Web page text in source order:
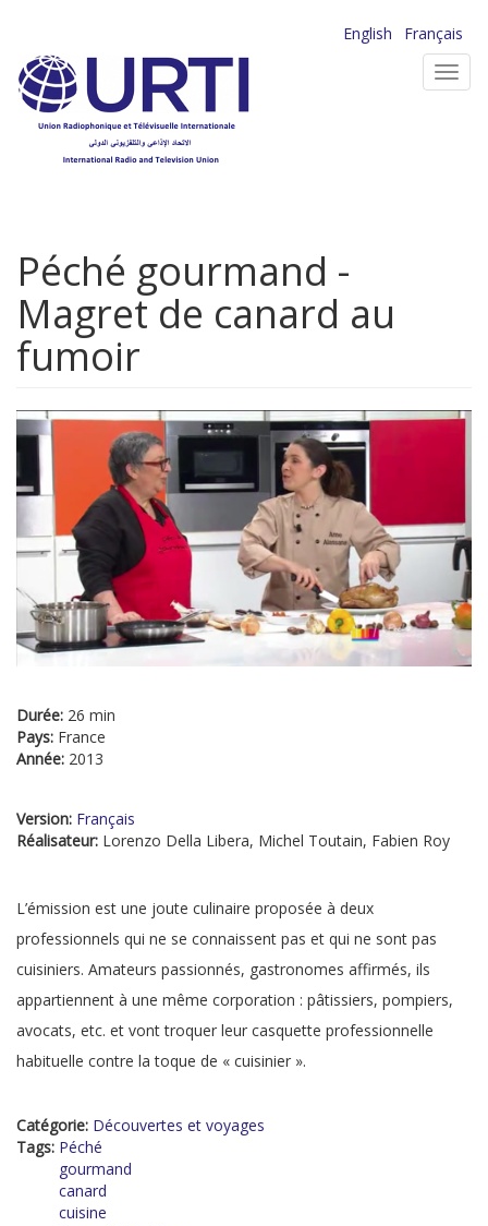
contenu
principal
English
Français
Péché gourmand -
Magret de canard au
fumoir
Durée: 26 min
Pays: France
Année: 2013
Version: Français
Réalisateur: Lorenzo Della Libera, Michel Toutain, Fabien Roy
L’émission est une joute culinaire proposée à deux
professionnels qui ne se connaissent pas et qui ne sont pas
cuisiniers. Amateurs passionnés, gastronomes affirmés, ils
appartiennent à une même corporation : pâtissiers, pompiers,
avocats, etc. et vont troquer leur casquette professionnelle
habituelle contre la toque de « cuisinier ».
Catégorie: Découvertes et voyages
Tags: Péché
gourmand
canard
cuisine